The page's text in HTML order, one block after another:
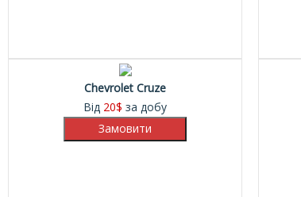
Chevrolet Cruze
Від 20$ за добу